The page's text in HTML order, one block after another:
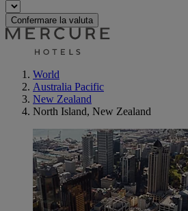
Confermare la valuta
World
Australia Pacific
New Zealand
North Island, New Zealand